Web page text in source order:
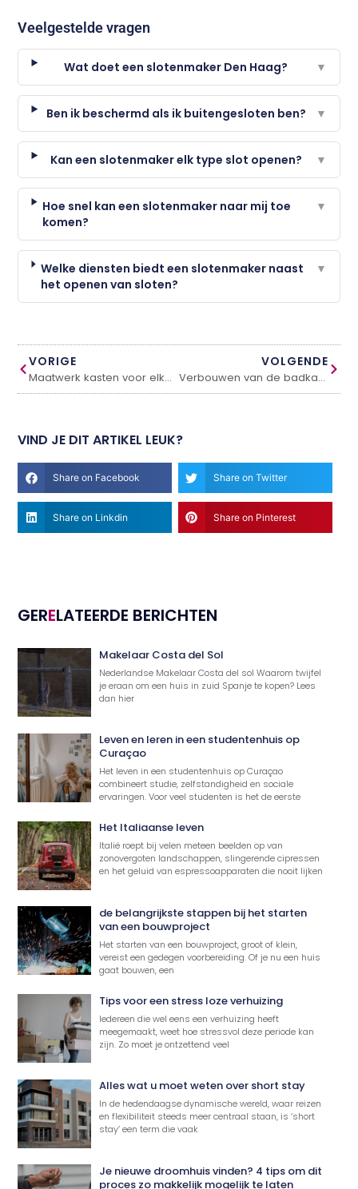
Veelgestelde vragen
Wat doet een slotenmaker Den Haag? ▼
Ben ik beschermd als ik buitengesloten ben? ▼
Kan een slotenmaker elk type slot openen? ▼
Hoe snel kan een slotenmaker naar mij toe
komen?
▼
Welke diensten biedt een slotenmaker naast
het openen van sloten?
▼
VORIGE
Maatwerk kasten voor elke stijl en budget
VOLGENDE
Verbouwen van de badkamer doe je zo
VIND JE DIT ARTIKEL LEUK?
Share on Facebook Share on Twitter
Share on Linkdin Share on Pinterest
GERELATEERDE BERICHTEN
Makelaar Costa del Sol
Nederlandse Makelaar Costa del sol Waarom twijfel
je eraan om een huis in zuid Spanje te kopen? Lees
dan hier
Leven en leren in een studentenhuis op
Curaçao
Het leven in een studentenhuis op Curaçao
combineert studie, zelfstandigheid en sociale
ervaringen. Voor veel studenten is het de eerste
Het Italiaanse leven
Italië roept bij velen meteen beelden op van
zonovergoten landschappen, slingerende cipressen
en het geluid van espressoapparaten die nooit lijken
de belangrijkste stappen bij het starten
van een bouwproject
Het starten van een bouwproject, groot of klein,
vereist een gedegen voorbereiding. Of je nu een huis
gaat bouwen, een
Tips voor een stress loze verhuizing
Iedereen die wel eens een verhuizing heeft
meegemaakt, weet hoe stressvol deze periode kan
zijn. Zo moet je ontzettend veel
Alles wat u moet weten over short stay
In de hedendaagse dynamische wereld, waar reizen
en flexibiliteit steeds meer centraal staan, is ‘short
stay’ een term die vaak
Je nieuwe droomhuis vinden? 4 tips om dit
proces zo makkelijk mogelijk te laten